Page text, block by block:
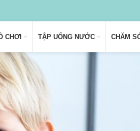
CHƠI TẬP UỐNG NƯỚC CHĂM